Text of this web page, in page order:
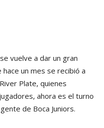
vuelve a dar un gran
un mes se recibió a
Plate, quienes
ahora es el turno
de Boca Juniors.